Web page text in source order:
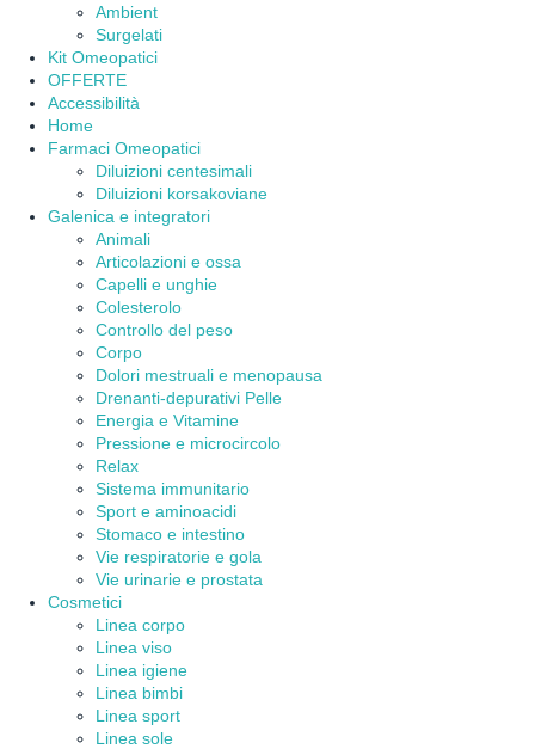
Ambient
Surgelati
Kit Omeopatici
OFFERTE
Accessibilità
Home
Farmaci Omeopatici
Diluizioni centesimali
Diluizioni korsakoviane
Galenica e integratori
Animali
Articolazioni e ossa
Capelli e unghie
Colesterolo
Controllo del peso
Corpo
Dolori mestruali e menopausa
Drenanti-depurativi Pelle
Energia e Vitamine
Pressione e microcircolo
Relax
Sistema immunitario
Sport e aminoacidi
Stomaco e intestino
Vie respiratorie e gola
Vie urinarie e prostata
Cosmetici
Linea corpo
Linea viso
Linea igiene
Linea bimbi
Linea sport
Linea sole